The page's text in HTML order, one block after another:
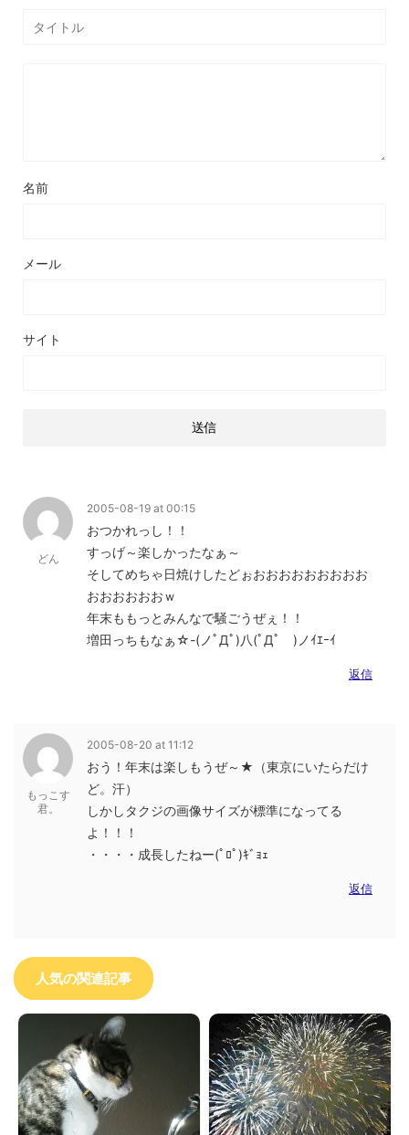
名前
メール
サイト
どん
2005-08-19 at 00:15
おつかれっし！！
すっげ～楽しかったなぁ～
そしてめちゃ日焼けしたどぉおおおおおおおおお
おおおおおおｗ
年末ももっとみんなで騒ごうぜぇ！！
増田っちもなぁ☆-(ノﾟДﾟ)八(ﾟДﾟ )ノｲｴｰｲ
返信
もっこす
君。
2005-08-20 at 11:12
おう！年末は楽しもうぜ～★（東京にいたらだけ
ど。汗）
しかしタクジの画像サイズが標準になってる
よ！！！
・・・・成長したねー(ﾟﾛﾟ)ｷﾞｮｪ
返信
人気の関連記事